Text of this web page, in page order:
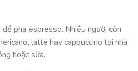
pha espresso. Nhiều người còn
latte hay cappuccino tại nhà
hoặc sữa.